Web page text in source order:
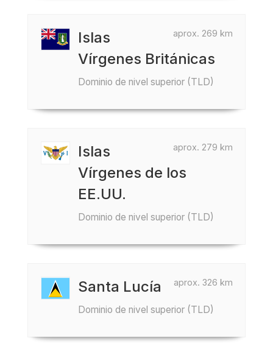
aprox. 269 km
Islas
Vírgenes Británicas
Dominio de nivel superior (TLD)
aprox. 279 km
Islas
Vírgenes de los
EE.UU.
Dominio de nivel superior (TLD)
aprox. 326 km
Santa Lucía
Dominio de nivel superior (TLD)